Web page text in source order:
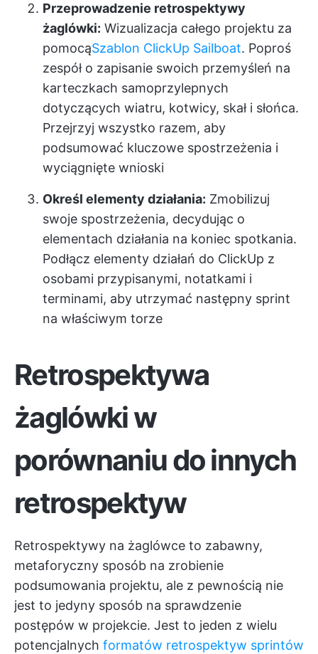
Przeprowadzenie retrospektywy
żaglówki: Wizualizacja całego projektu za
pomocąSzablon ClickUp Sailboat. Poproś
zespół o zapisanie swoich przemyśleń na
karteczkach samoprzylepnych
dotyczących wiatru, kotwicy, skał i słońca.
Przejrzyj wszystko razem, aby
podsumować kluczowe spostrzeżenia i
wyciągnięte wnioski
Określ elementy działania: Zmobilizuj
swoje spostrzeżenia, decydując o
elementach działania na koniec spotkania.
Podłącz elementy działań do ClickUp z
osobami przypisanymi, notatkami i
terminami, aby utrzymać następny sprint
na właściwym torze
Retrospektywa
żaglówkiw
porównaniu do innych
retrospektyw
Retrospektywy na żaglówce to zabawny,
metaforyczny sposób na zrobienie
podsumowania projektu, ale z pewnością nie
jest to jedyny sposób na sprawdzenie
postępów w projekcie. Jest to jeden z wielu
potencjalnych formatów retrospektyw sprintów